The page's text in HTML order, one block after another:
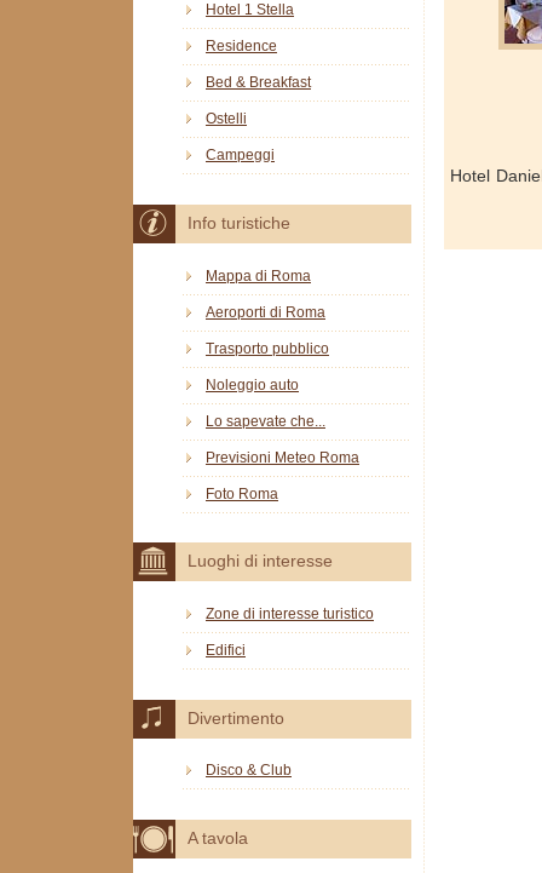
Hotel
Hotel 1 Stella
Residence
Bed & Breakfast
Ostelli
Campeggi
Info turistiche
Mappa di Roma
Aeroporti di Roma
Trasporto pubblico
Noleggio auto
Lo sapevate che...
Previsioni Meteo Roma
Foto Roma
Luoghi di interesse
Zone di interesse turistico
Edifici
Divertimento
Disco & Club
A tavola